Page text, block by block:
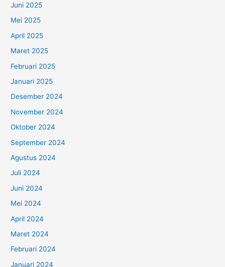
Juni 2025
Mei 2025
April 2025
Maret 2025
Februari 2025
Januari 2025
Desember 2024
November 2024
Oktober 2024
September 2024
Agustus 2024
Juli 2024
Juni 2024
Mei 2024
April 2024
Maret 2024
Februari 2024
Januari 2024